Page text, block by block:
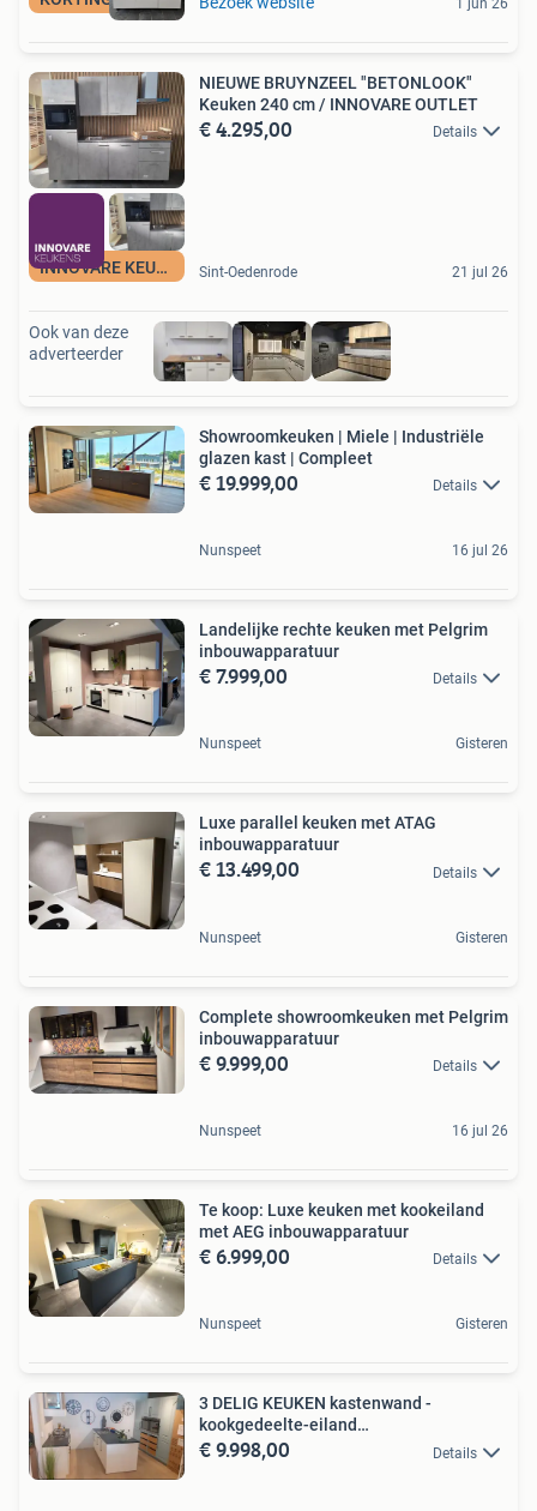
INNOVARE KEUKENS
NIEUWE BRUYNZEEL "BETONLOOK"
Keuken 240 cm / INNOVARE OUTLET
€ 4.295,00 Details
Sint-Oedenrode 21 jul 26
Ook van deze
adverteerder
Showroomkeuken | Miele | Industriële
glazen kast | Compleet
€ 19.999,00 Details
Nunspeet 16 jul 26
Landelijke rechte keuken met Pelgrim
inbouwapparatuur
€ 7.999,00 Details
Nunspeet Gisteren
Luxe parallel keuken met ATAG
inbouwapparatuur
€ 13.499,00 Details
Nunspeet Gisteren
Complete showroomkeuken met Pelgrim
inbouwapparatuur
€ 9.999,00 Details
Nunspeet 16 jul 26
Te koop: Luxe keuken met kookeiland
met AEG inbouwapparatuur
€ 6.999,00 Details
Nunspeet Gisteren
3 DELIG KEUKEN kastenwand -
kookgedeelte-eiland
SHOWROOMMODEL
€ 9.998,00 Details